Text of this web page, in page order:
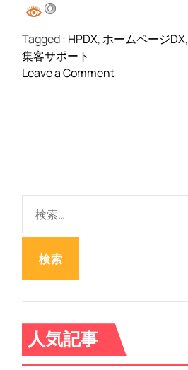
Tagged : HPDX,ホームページDX,
集客サポート
Leave a Commento
ホ
)
【
徹
:
人気記事